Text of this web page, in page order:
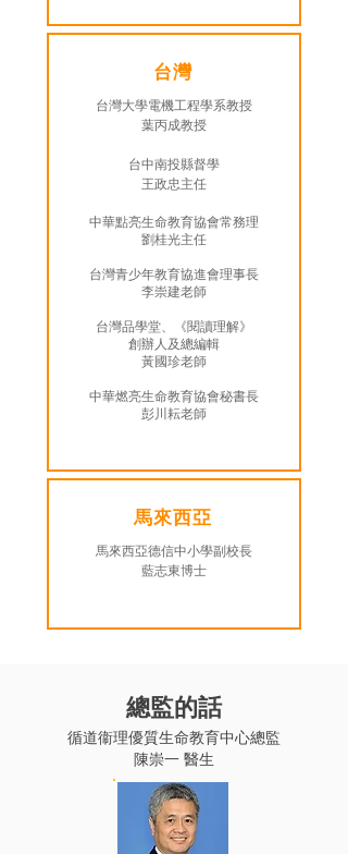
台灣
台灣大學電機工程學系教授
葉丙成教授
台中南投縣督學
王政忠主任
中華點亮生命教育協會常務理
劉桂光主任
台灣青少年教育協進會理事長
李崇建老師
台灣品學堂、《閱讀理解》
創辦人及總編輯
黃國珍老師
中華燃亮生命教育協會秘書長
彭川耘老師
​馬來西亞
馬來西亞德信中小學副校長
藍志東博士
​總監的話
​循道衞理優質生命教育中心總監
陳崇一 醫生